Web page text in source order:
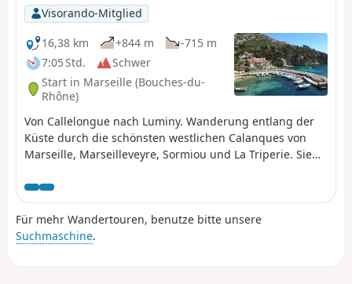
Visorando-Mitglied
16,38 km
+844 m
-715 m
7:05 Std.
Schwer
Start in Marseille (Bouches-du-
Rhône)
Von Callelongue nach Luminy. Wanderung entlang der
Küste durch die schönsten westlichen Calanques von
Marseille, Marseilleveyre, Sormiou und La Triperie. Sie
besonderen Vorschriften unterliegt . Bei Nichtbeachtung
dieser Vorschriften droht Ihnen eine Geldstrafe von bis
zu 1500 €.
Für mehr Wandertouren, benutze bitte unsere
Suchmaschine.